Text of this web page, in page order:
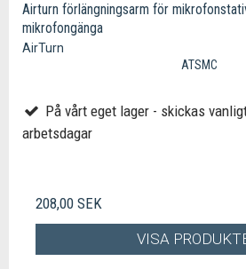
Airturn förlängningsarm för
mikrofongänga
AirTurn
ATSMC
På vårt eget lager - skickas
arbetsdagar
208,00 SEK
VISA